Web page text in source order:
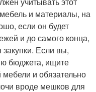
и материалы, на
если он будет
и до самого конца,
Если вы,
бюджета, ищите
и обязательно
вроде мешков для